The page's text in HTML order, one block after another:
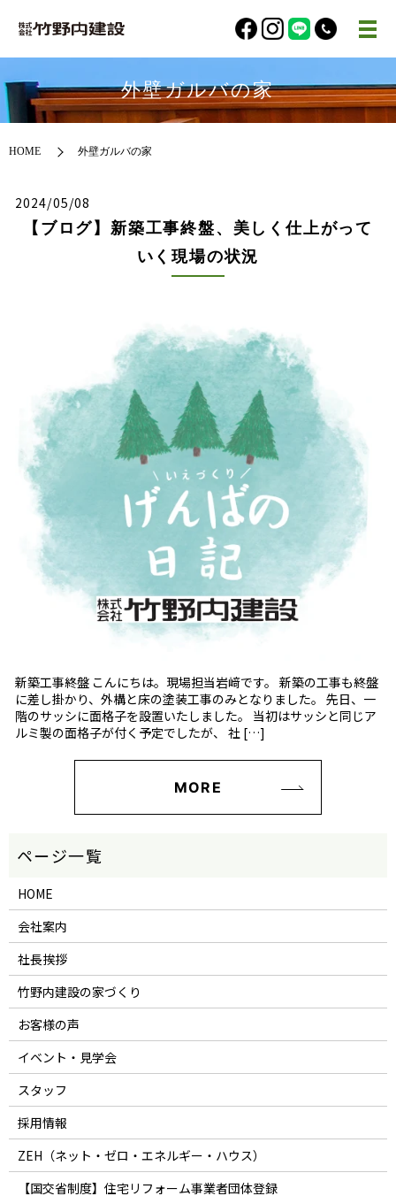
外壁ガルバの家
HOME 外壁ガルバの家
2024/05/08
【ブログ】新築工事終盤、美しく仕上がって
いく現場の状況
新築工事終盤 こんにちは。現場担当岩﨑です。 新築の工事も終盤
に差し掛かり、外構と床の塗装工事のみとなりました。 先日、一
階のサッシに面格子を設置いたしました。 当初はサッシと同じア
ルミ製の面格子が付く予定でしたが、 社 […]
MORE
HOME
会社案内
社長挨拶
竹野内建設の家づくり
お客様の声
イベント・見学会
スタッフ
採用情報
ZEH（ネット・ゼロ・エネルギー・ハウス）
【国交省制度】住宅リフォーム事業者団体登録